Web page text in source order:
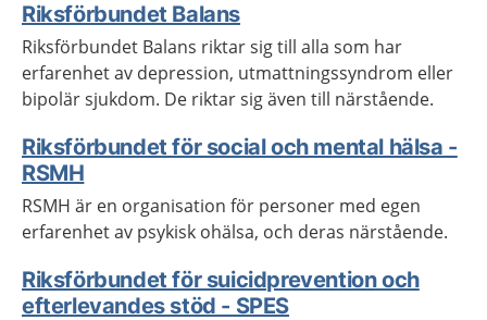
Riksförbundet Balans
Riksförbundet Balans riktar sig till alla som har
erfarenhet av depression, utmattningssyndrom eller
bipolär sjukdom. De riktar sig även till närstående.
Riksförbundet för social och mental hälsa -
RSMH
RSMH är en organisation för personer med egen
erfarenhet av psykisk ohälsa, och deras närstående.
Riksförbundet för suicidprevention och
efterlevandes stöd - SPES